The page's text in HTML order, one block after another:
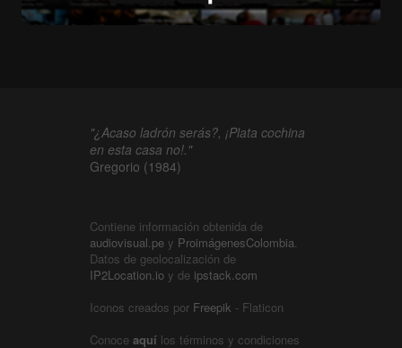
"¿Acaso ladrón serás?, ¡Plata cochina
en esta casa no!."
Gregorio (1984)
Contiene información obtenida de
audiovisual.pe y ProimágenesColombia.
Datos de geolocalización de
IP2Location.io y de ipstack.com
Iconos creados por Freepik - Flaticon
Conoce aquí los términos y condiciones